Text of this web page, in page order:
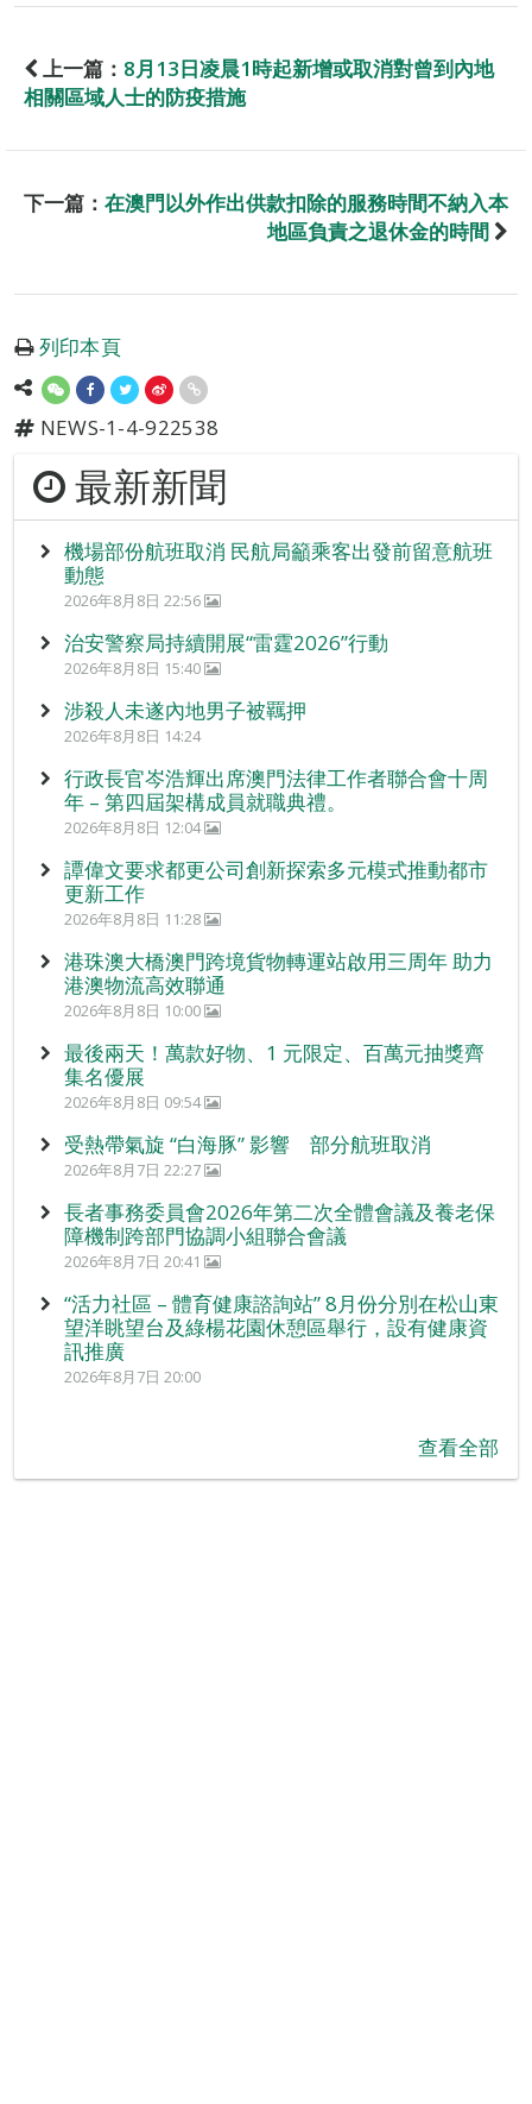
上一篇： 8月13日凌晨1時起新增或取消對曾到內地
相關區域人士的防疫措施
下一篇： 在澳門以外作出供款扣除的服務時間不納入本
地區負責之退休金的時間
列印本頁
NEWS-1-4-922538
最新新聞
機場部份航班取消 民航局籲乘客出發前留意航班
動態
2026年8月8日 22:56
治安警察局持續開展“雷霆2026”行動
2026年8月8日 15:40
涉殺人未遂內地男子被羈押
2026年8月8日 14:24
行政長官岑浩輝出席澳門法律工作者聯合會十周
年 – 第四屆架構成員就職典禮。
2026年8月8日 12:04
譚偉文要求都更公司創新探索多元模式推動都市
更新工作
2026年8月8日 11:28
港珠澳大橋澳門跨境貨物轉運站啟用三周年 助力
港澳物流高效聯通
2026年8月8日 10:00
最後兩天！萬款好物、1 元限定、百萬元抽獎齊
集名優展
2026年8月8日 09:54
受熱帶氣旋 “白海豚” 影響 部分航班取消
2026年8月7日 22:27
長者事務委員會2026年第二次全體會議及養老保
障機制跨部門協調小組聯合會議
2026年8月7日 20:41
“活力社區 – 體育健康諮詢站” 8月份分別在松山東
望洋眺望台及綠楊花園休憩區舉行，設有健康資
訊推廣
2026年8月7日 20:00
查看全部